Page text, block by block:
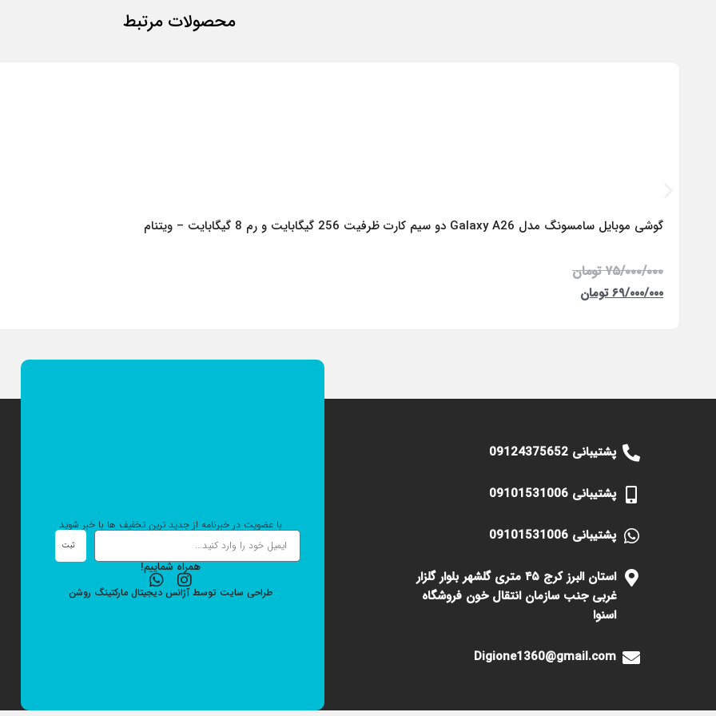
محصولات مرتبط
گوشی موبایل سامسونگ مدل Galaxy A26 دو سیم کارت ظرفیت 256 گیگابایت و رم 8 گیگابایت – ویتنام
۷۵/۰۰۰/۰۰۰ تومان
۶۹/۰۰۰/۰۰۰ تومان
پشتیبانی 09124375652
پشتیبانی 09101531006
پشتیبانی 09101531006
استان البرز کرج ۴۵ متری گلشهر بلوار گلزار
غربی جنب سازمان انتقال خون فروشگاه
اسنوا
Digione1360@gmail.com
با عضویت در خبرنامه از جدید ترین تخفیف ها با خبر شوید
ثبت
همراه شماییم!
طراحی سایت توسطآژانس دیجیتال مارکتینگ روشن